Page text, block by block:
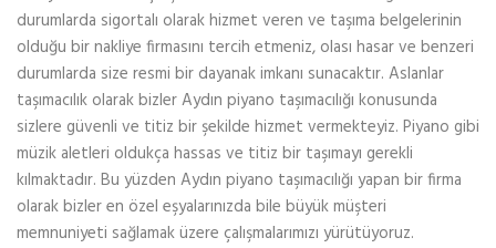
durumlarda sigortalı olarak hizmet veren ve taşıma belgelerinin
olduğu bir nakliye firmasını tercih etmeniz, olası hasar ve benzeri
durumlarda size resmi bir dayanak imkanı sunacaktır. Aslanlar
taşımacılık olarak bizler Aydın piyano taşımacılığı konusunda
sizlere güvenli ve titiz bir şekilde hizmet vermekteyiz. Piyano gibi
müzik aletleri oldukça hassas ve titiz bir taşımayı gerekli
kılmaktadır. Bu yüzden Aydın piyano taşımacılığı yapan bir firma
olarak bizler en özel eşyalarınızda bile büyük müşteri
memnuniyeti sağlamak üzere çalışmalarımızı yürütüyoruz.